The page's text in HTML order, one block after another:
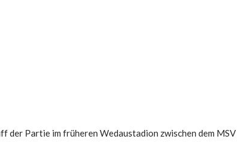
der Partie im früheren Wedaustadion zwischen dem